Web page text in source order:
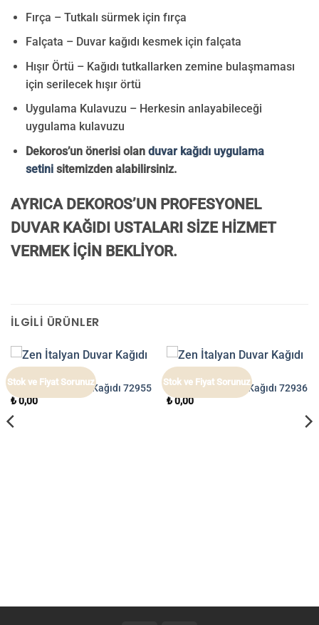
Fırça – Tutkalı sürmek için fırça
Falçata – Duvar kağıdı kesmek için falçata
Hışır Örtü – Kağıdı tutkallarken zemine bulaşmaması
için serilecek hışır örtü
Uygulama Kulavuzu – Herkesin anlayabileceği
uygulama kulavuzu
Dekoros’un önerisi olan duvar kağıdı uygulama
setinisitemizden alabilirsiniz.
AYRICA DEKOROS’UN PROFESYONEL
DUVAR KAĞIDI USTALARI SİZE HİZMET
VERMEK İÇİN BEKLİYOR.
İLGILI ÜRÜNLER
Stok ve Fiyat Sorunuz
Zen İtalyan Duvar Kağıdı 72955
₺0,00
Stok ve Fiyat Sorunuz
Zen İtalyan Duvar Kağıdı 72936
₺0,00